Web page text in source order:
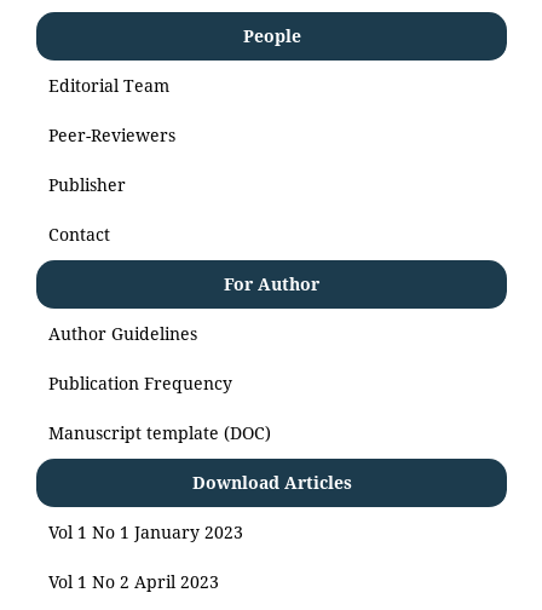
People
Editorial Team
Peer-Reviewers
Publisher
Contact
For Author
Author Guidelines
Publication Frequency
Manuscript template (DOC)
Download Articles
Vol 1 No 1 January 2023
Vol 1 No 2 April 2023